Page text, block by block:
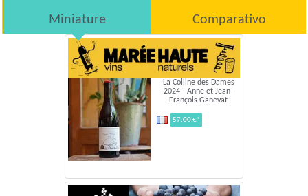
Miniature Comparativo
La Colline des Dames
2024 - Anne et Jean-
François Ganevat
57,00 €*